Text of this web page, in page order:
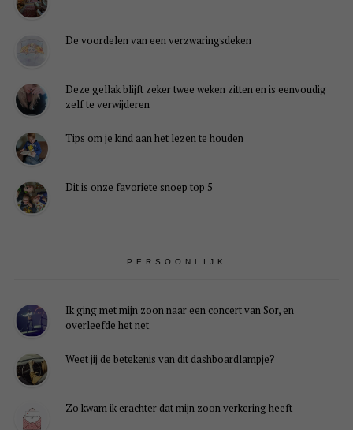
De voordelen van een verzwaringsdeken
Deze gellak blijft zeker twee weken zitten en is eenvoudig
zelf te verwijderen
Tips om je kind aan het lezen te houden
Dit is onze favoriete snoep top 5
PERSOONLIJK
Ik ging met mijn zoon naar een concert van Sor, en
overleefde het net
Weet jij de betekenis van dit dashboardlampje?
Zo kwam ik erachter dat mijn zoon verkering heeft